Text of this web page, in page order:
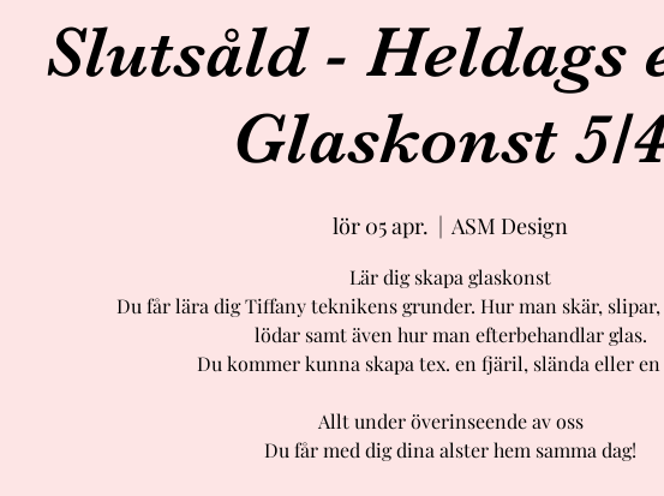
Slutsåld - Heldags
Glaskonst 5/
lör 05 apr.
  |
ASM Design
Lär dig skapa glaskonst
Du får lära dig Tiffany teknikens grunder. Hur man skär,
lödar samt även hur man efterbehandlar glas.
Du kommer kunna skapa tex. en fjäril, slända eller en
Allt under överinseende av oss
Du får med dig dina alster hem samma dag!